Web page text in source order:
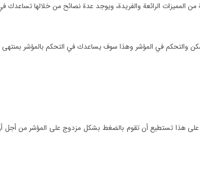
من المميزات الرائعة والفريدة، ويوجد عدة نصائح من خلالها
والتحكم في المؤشر وهذا سوف يساعدك في التحكم بالمؤشر بمنتهى
على هذا تستطيع أن تقوم بالضغط بشكل مزدوج على المؤشر من أجل